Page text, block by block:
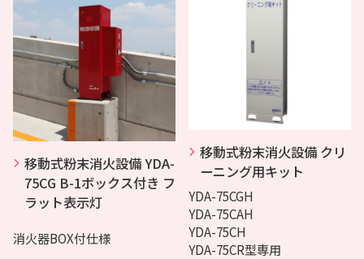
移動式粉末消火設備 YDA-
75CG B-1ボックス付き フ
ラット表示灯
消火器BOX付仕様
移動式粉末消火設備 クリ
ーニング用キット
YDA-75CGH
YDA-75CAH
YDA-75CH
YDA-75CR型専用